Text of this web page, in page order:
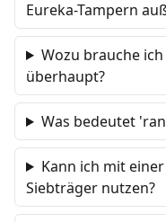
Eureka-Tampern
Wozu brauche
überhaupt?
Was bedeutet
Kann ich mit
Siebträger nutzen?